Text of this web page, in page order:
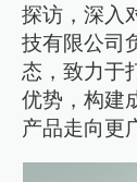
探访，深入
技有限公司
态，致力于
优势，构建
产品走向更